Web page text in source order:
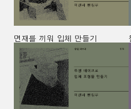
면재를 끼워 입체 만들기